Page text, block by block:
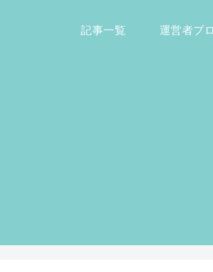
記事一覧 運営者プ